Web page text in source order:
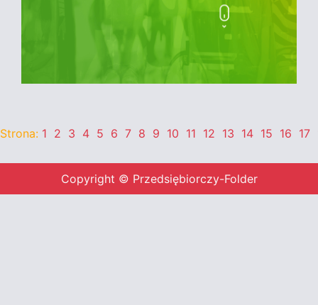
Strona: 1 2 3 4 5 6 7 8 9 10 11 12 13 14 15 16 17
Copyright © Przedsiębiorczy-Folder